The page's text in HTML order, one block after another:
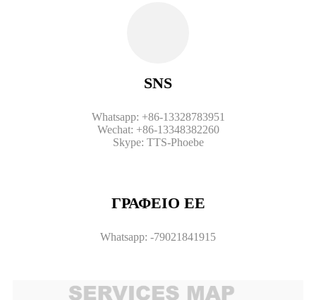
SNS
Whatsapp: +86-13328783951
Wechat: +86-13348382260
Skype: TTS-Phoebe
ΓΡΑΦΕΙΟ ΕΕ
Whatsapp: -79021841915